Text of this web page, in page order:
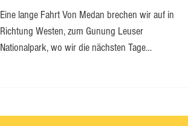
Eine lange Fahrt Von Medan brechen wir auf in
Richtung Westen, zum Gunung Leuser
Nationalpark, wo wir die nächsten Tage